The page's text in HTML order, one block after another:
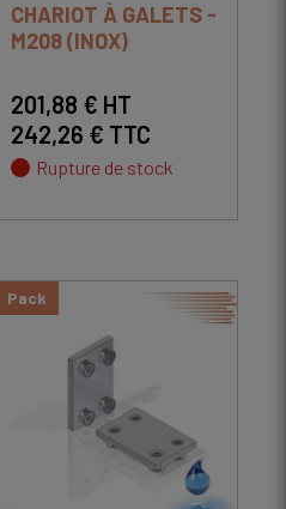
CHARIOT À GALETS -
M208 (INOX)
201,88 € HT
242,26 € TTC
Rupture de stock
Pack